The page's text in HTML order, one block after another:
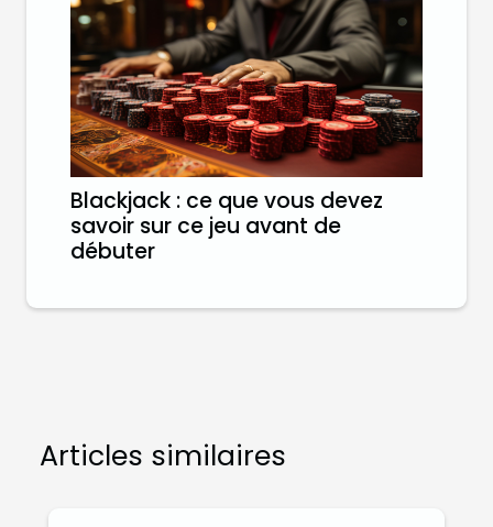
Blackjack : ce que vous devez
savoir sur ce jeu avant de
débuter
Articles similaires